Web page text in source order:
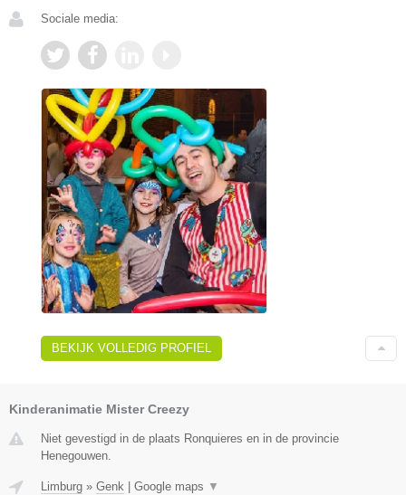
Sociale media:
BEKIJK VOLLEDIG PROFIEL
Kinderanimatie Mister Creezy
Niet gevestigd in de plaats Ronquieres en in de provincie
Henegouwen.
Limburg » Genk Google maps ▼